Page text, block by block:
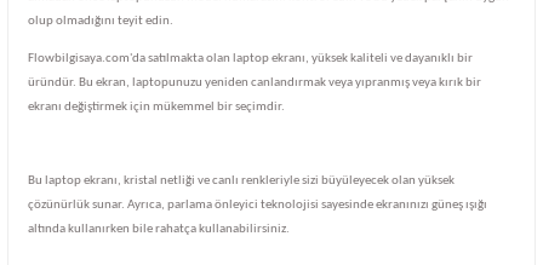
olup olmadığını teyit edin.
Flowbilgisaya.com'da satılmakta olan laptop ekranı, yüksek kaliteli ve dayanıklı bir
üründür. Bu ekran, laptopunuzu yeniden canlandırmak veya yıpranmış veya kırık bir
ekranı değiştirmek için mükemmel bir seçimdir.
Bu laptop ekranı, kristal netliği ve canlı renkleriyle sizi büyüleyecek olan yüksek
çözünürlük sunar. Ayrıca, parlama önleyici teknolojisi sayesinde ekranınızı güneş ışığı
altında kullanırken bile rahatça kullanabilirsiniz.